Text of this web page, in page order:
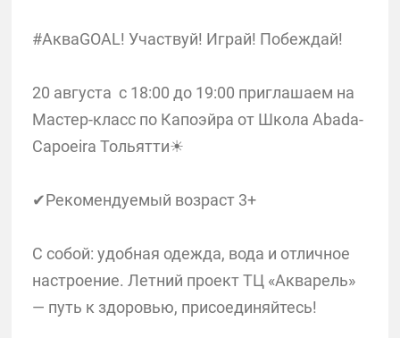
#АкваGOAL! Участвуй! Играй! Побеждай!
20 августа с 18:00 до 19:00 приглашаем на
Мастер-класс по Капоэйра от Школа Abada-
Capoeira Тольятти☀
✔Рекомендуемый возраст 3+
С собой: удобная одежда, вода и отличное
настроение. Летний проект ТЦ «Акварель»
— путь к здоровью, присоединяйтесь!